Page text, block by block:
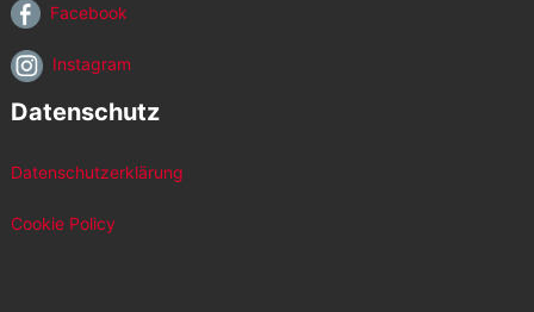
Facebook
Instagram
Datenschutz
Datenschutzerklärung
Cookie Policy